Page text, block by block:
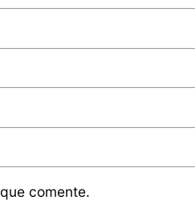
comente.